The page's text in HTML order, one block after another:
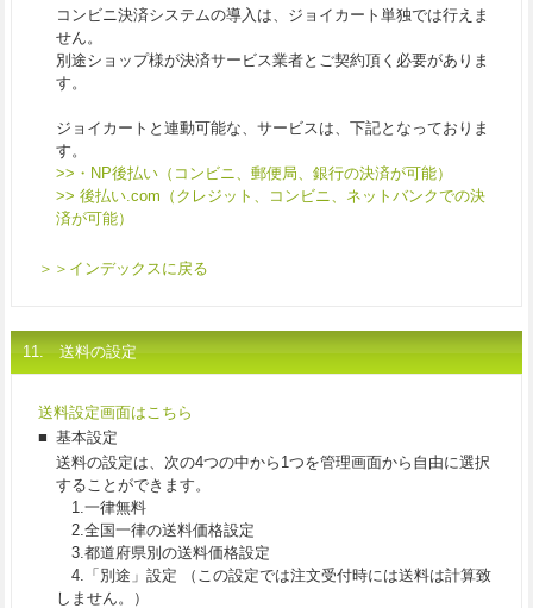
コンビニ決済システムの導入は、ジョイカート単独では行えま
せん。
別途ショップ様が決済サービス業者とご契約頂く必要がありま
す。
ジョイカートと連動可能な、サービスは、下記となっておりま
す。
>>・NP後払い（コンビニ、郵便局、銀行の決済が可能）
>> 後払い.com（クレジット、コンビニ、ネットバンクでの決
済が可能）
＞＞インデックスに戻る
11. 送料の設定
送料設定画面はこちら
■ 基本設定
送料の設定は、次の4つの中から1つを管理画面から自由に選択
することができます。
1.一律無料
2.全国一律の送料価格設定
3.都道府県別の送料価格設定
4.「別途」設定 （この設定では注文受付時には送料は計算致
しません。）